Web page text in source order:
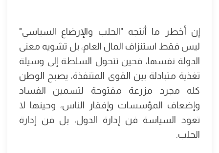
إن أخطر ما أنتجه "الحلب والإرضاع السياسي"
ليس فقط استنزاف المال العام، بل تشويه معنى
الدولة نفسها، فحين تتحول السلطة إلى وسيلة
تغذية متبادلة بين القوى المتنفذة، يصبح الوطن
كله مجرد مزرعة مفتوحة لتسمين الفساد
وإضعاف المؤسسات وإفقار الناس، وحينها لا
تعود السياسة فن إدارة الدول، بل فن إدارة
الحلب.